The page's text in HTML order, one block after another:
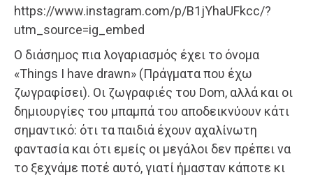
https://www.instagram.com/p/B1jYhaUFkcc/?
utm_source=ig_embed
Ο διάσημος πια λογαριασμός έχει το όνομα
«Things I have drawn» (Πράγματα που έχω
ζωγραφίσει). Οι ζωγραφιές του Dom, αλλά και οι
δημιουργίες του μπαμπά του αποδεικνύουν κάτι
σημαντικό: ότι τα παιδιά έχουν αχαλίνωτη
φαντασία και ότι εμείς οι μεγάλοι δεν πρέπει να
το ξεχνάμε ποτέ αυτό, γιατί ήμασταν κάποτε κι